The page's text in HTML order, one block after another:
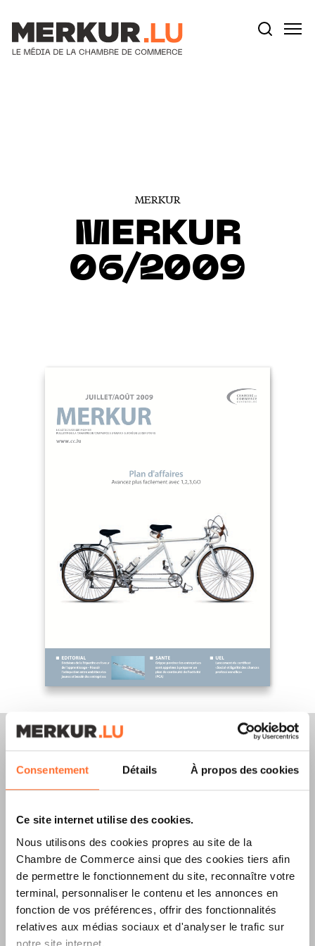
Consentement Détails À propos des cookies
Ce site internet utilise des cookies.
Nous utilisons des cookies propres au site de la
Chambre de Commerce ainsi que des cookies tiers afin
de permettre le fonctionnement du site, reconnaître votre
terminal, personnaliser le contenu et les annonces en
fonction de vos préférences, offrir des fonctionnalités
relatives aux médias sociaux et d'analyser le trafic sur
notre site internet.
MERKUR
MERKUR
06/2009
Merkur Magazine
L’ÉDITIONÉTÉ
2026EST
DISPONIBLE !